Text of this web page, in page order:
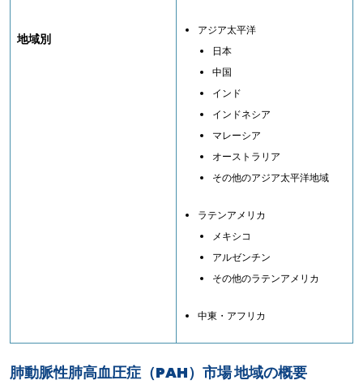
地域別
アジア太平洋
日本
中国
インド
インドネシア
マレーシア
オーストラリア
その他のアジア太平洋地域
ラテンアメリカ
メキシコ
アルゼンチン
その他のラテンアメリカ
中東・アフリカ
肺動脈性肺高血圧症（PAH）市場 地域の概要